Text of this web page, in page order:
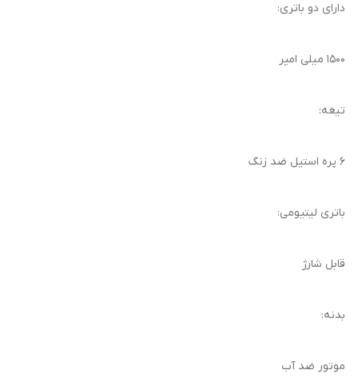
دارای دو باتری:
۱۵۰۰ میلی امپر
تیغه:
۶ پره استیل ضد زنگ
باتری لیتیومی:
قابل شارژ
بدنه:
موتور ضد آب